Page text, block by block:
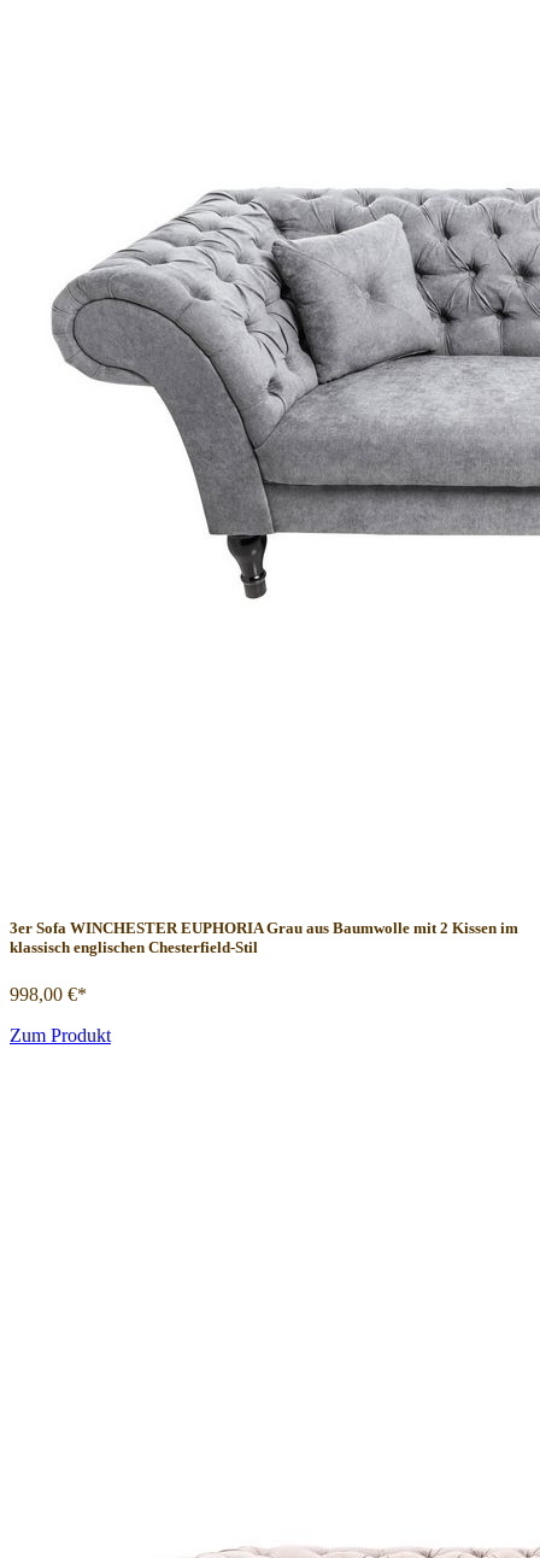
3er Sofa WINCHESTER EUPHORIA Grau aus Baumwolle mit 2 Kissen im
klassisch englischen Chesterfield-Stil
998,00 €*
Zum Produkt